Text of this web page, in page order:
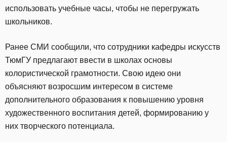
использовать учебные часы, чтобы не перегружать
школьников.
Ранее СМИ сообщили, что сотрудники кафедры искусств
ТюмГУ предлагают ввести в школах основы
колористической грамотности. Свою идею они
объясняют возросшим интересом в системе
дополнительного образования к повышению уровня
художественного воспитания детей, формированию у
них творческого потенциала.